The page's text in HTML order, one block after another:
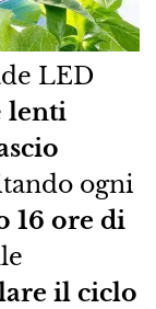
LED
lenti
ogni
16 ore di
il ciclo